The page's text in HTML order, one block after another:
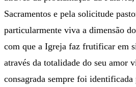
Sacramentos e pela solicitude
particularmente viva a dimensão
com que a Igreja faz frutificar em
através da totalidade do seu amor
consagrada sempre foi